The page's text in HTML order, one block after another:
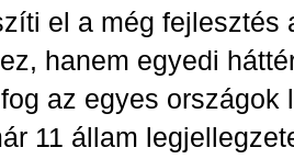
el a még fejlesztés
hanem egyedi
az egyes országok
11 állam